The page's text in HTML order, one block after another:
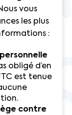
vous
les plus
:
obligé d’en
est tenue
contre